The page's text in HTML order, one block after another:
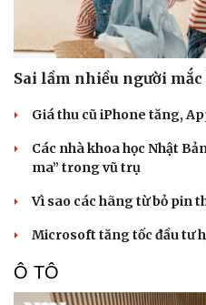
Sai lầm nhiều người
Giá thu cũ iPhone tăng,
Các nhà khoa học Nhật
ma” trong vũ trụ
Vì sao các hãng từ bỏ pin
Microsoft tăng tốc đầu tư
Ô TÔ